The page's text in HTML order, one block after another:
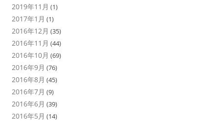
2019年11月 (1)
2017年1月 (1)
2016年12月 (35)
2016年11月 (44)
2016年10月 (69)
2016年9月 (76)
2016年8月 (45)
2016年7月 (9)
2016年6月 (39)
2016年5月 (14)